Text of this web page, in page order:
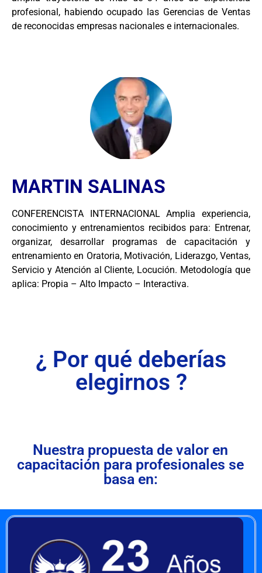
profesional, habiendo ocupado las Gerencias de Ventas
de reconocidas empresas nacionales e internacionales.
MARTIN SALINAS
CONFERENCISTA INTERNACIONAL Amplia experiencia,
conocimiento y entrenamientos recibidos para: Entrenar,
organizar, desarrollar programas de capacitación y
entrenamiento en Oratoria, Motivación, Liderazgo, Ventas,
Servicio y Atención al Cliente, Locución. Metodología que
aplica: Propia – Alto Impacto – Interactiva.
¿ Por qué deberías
elegirnos ?
Nuestra propuesta de valor en
capacitación para profesionales se
basa en: